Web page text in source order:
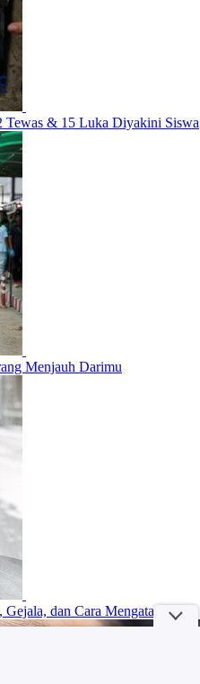
Tewas & 15 Luka Diyakini Siswa
Menjauh Darimu
dan Cara Mengatasinya